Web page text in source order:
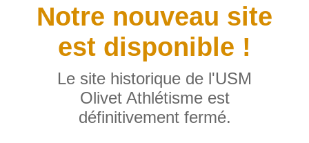
Notre nouveau site
est disponible !
Le site historique de l'USM
Olivet Athlétisme est
définitivement fermé.